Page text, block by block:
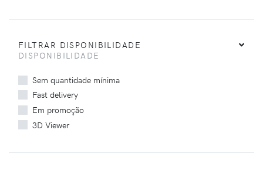
FILTRAR DISPONIBILIDADE
DISPONIBILIDADE
Sem quantidade mínima
Fast delivery
Em promoção
3D Viewer